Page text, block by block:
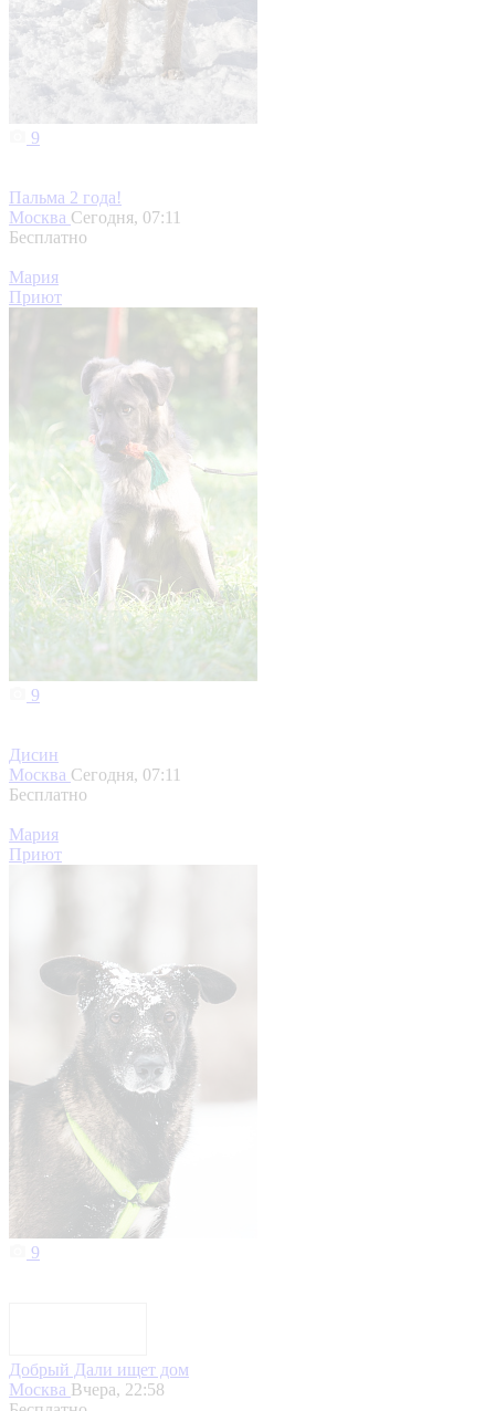
9
Пальма 2 года!
Москва Сегодня, 07:11
Бесплатно
Мария
Приют
9
Дисин
Москва Сегодня, 07:11
Бесплатно
Мария
Приют
9
Добрый Дали ищет дом
Москва Вчера, 22:58